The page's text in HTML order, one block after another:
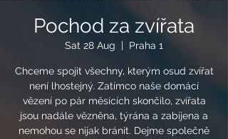
Pochod za zvířata
Sat 28 Aug
  |
Praha 1
Chceme spojit všechny, kterým osud zvířat
není lhostejný. Zatímco naše domácí
vězení po pár měsících skončilo, zvířata
jsou nadále vězněna, týrána a zabíjena a
nemohou se nijak bránit. Dejme společně